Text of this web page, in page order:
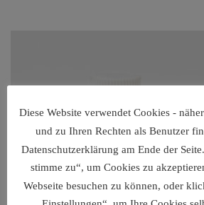
Diese Website verwendet Cookies -
und zu Ihren Rechten als Benutzer
Datenschutzerklärung am Ende der
stimme zu“, um Cookies zu
Webseite besuchen zu können, oder